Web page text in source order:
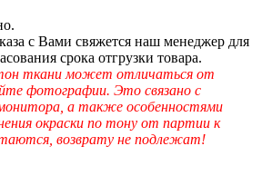
с Вами свяжется наш менеджер для
срока отгрузки товара.
ткани может отличаться от
фотографии. Это связано с
а также особенностями
окраски по тону от партии к
возврату не подлежат!